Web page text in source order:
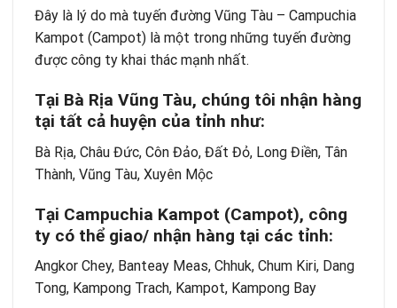
Đây là lý do mà tuyến đường Vũng Tàu – Campuchia
Kampot (Campot) là một trong những tuyến đường
được công ty khai thác mạnh nhất.
Tại Bà Rịa Vũng Tàu, chúng tôi nhận hàng
tại tất cả huyện của tỉnh như:
Bà Rịa, Châu Đức, Côn Đảo, Đất Đỏ, Long Điền, Tân
Thành, Vũng Tàu, Xuyên Mộc
Tại Campuchia Kampot (Campot), công
ty có thể giao/ nhận hàng tại các tỉnh:
Angkor Chey, Banteay Meas, Chhuk, Chum Kiri, Dang
Tong, Kampong Trach, Kampot, Kampong Bay